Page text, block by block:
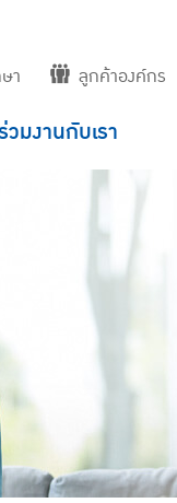
า ลูกค้าองค์กร
วมงานกับเรา